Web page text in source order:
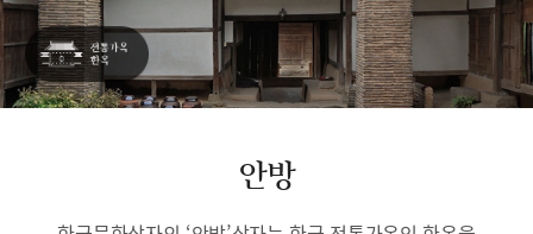
안방